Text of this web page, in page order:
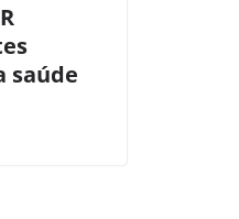
saúde